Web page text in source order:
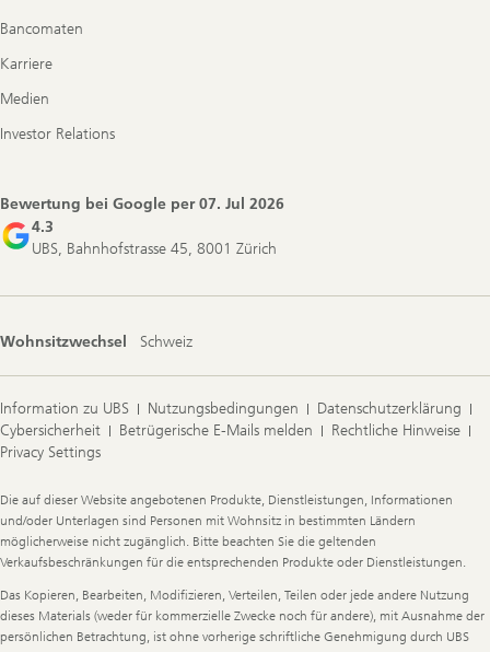
Bancomaten
Karriere
Medien
Investor Relations
Bewertung bei Google per07. Jul 2026
4.3
UBS, Bahnhofstrasse 45, 8001 Zürich
Wohnsitzwechsel Schweiz
Information zu UBS Nutzungsbedingungen
Datenschutzerklärung
Cybersicherheit
Betrügerische E-Mails melden
Rechtliche Hinweise
Privacy Settings
Legal
Information
Die auf dieser Website angebotenen Produkte, Dienstleistungen, Informationen
und/oder Unterlagen sind Personen mit Wohnsitz in bestimmten Ländern
möglicherweise nicht zugänglich. Bitte beachten Sie die geltenden
Verkaufsbeschränkungen für die entsprechenden Produkte oder Dienstleistungen.
Das Kopieren, Bearbeiten, Modifizieren, Verteilen, Teilen oder jede andere Nutzung
dieses Materials (weder für kommerzielle Zwecke noch für andere), mit Ausnahme der
persönlichen Betrachtung, ist ohne vorherige schriftliche Genehmigung durch UBS